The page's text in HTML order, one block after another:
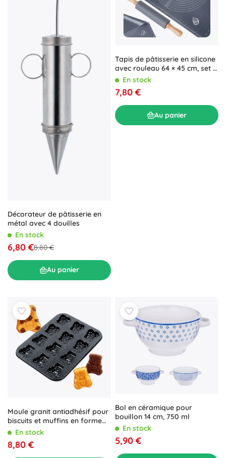
Décorateur de pâtisserie en
métal avec 4 douilles
En stock
6,80 €8,80 €
Au panier
Tapis de pâtisserie en silicone
avec rouleau 64 × 45 cm, set 2
pièces VILDE
En stock
7,80 €
Au panier
Moule granit antiadhésif pour
biscuits et muffins en forme
d’oursons 35 × 26,5 cm
En stock
8,80 €
Bol en céramique pour
bouillon 14 cm, 750 ml
En stock
5,90 €